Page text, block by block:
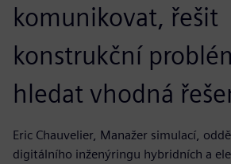
komunikovat, řešit
konstrukční
hledat vhodná
Eric Chauvelier, Manažer simulací,
digitálního inženýringu hybridních a